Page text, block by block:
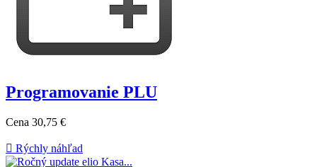
Programovanie PLU
Cena 30,75 €
 Rýchly náhľad